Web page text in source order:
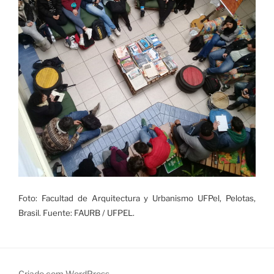
Foto: Facultad de Arquitectura y Urbanismo UFPel, Pelotas,
Brasil. Fuente: FAURB / UFPEL.